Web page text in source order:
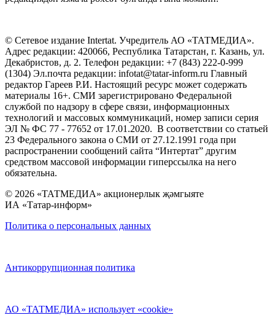
© Сетевое издание Intertat. Учредитель АО «ТАТМЕДИА».
Адрес редакции: 420066, Республика Татарстан, г. Казань, ул.
Декабристов, д. 2. Телефон редакции: +7 (843) 222-0-999
(1304) Эл.почта редакции: infotat@tatar-inform.ru Главный
редактор Гареев Р.И. Настоящий ресурс может содержать
материалы 16+. СМИ зарегистрировано Федеральной
службой по надзору в сфере связи, информационных
технологий и массовых коммуникаций, номер записи серия
ЭЛ № ФС 77 - 77652 от 17.01.2020. В соответствии со статьей
23 Федерального закона о СМИ от 27.12.1991 года при
распространении сообщений сайта “Интертат” другим
средством массовой информации гиперссылка на него
обязательна.
© 2026 «ТАТМЕДИА» акционерлык җәмгыяте
ИА «Татар-информ»
Политика о персональных данных
Антикоррупционная политика
АО «ТАТМЕДИА» использует «cookie»